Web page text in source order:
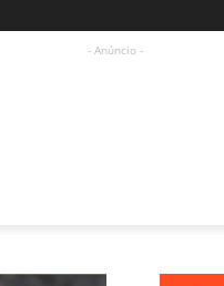
- Anúncio -